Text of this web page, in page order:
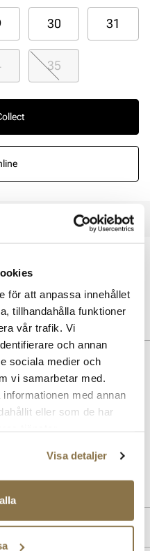
för att anpassa innehållet
tillhandahålla funktioner
vår trafik. Vi
och annan
sociala medier och
vi samarbetar med.
med annan
eller som de har
Visa detaljer
30 31
35
och online
30 minuter
7 dagar
att glida på sig under varma
eller som inneskor.
eller bakom hälen för att hålla